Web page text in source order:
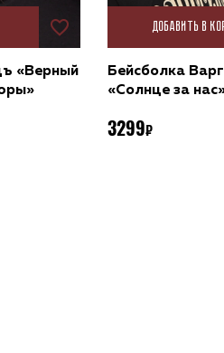
«Верный
Добавить в
Бейсболка
«Солнце за
3299